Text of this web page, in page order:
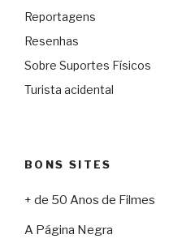
Reportagens
Resenhas
Sobre Suportes Físicos
Turista acidental
BONS SITES
+ de 50 Anos de Filmes
A Página Negra